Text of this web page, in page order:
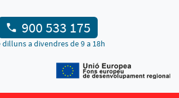
900 533 175
dilluns a divendres de 9 a 18h